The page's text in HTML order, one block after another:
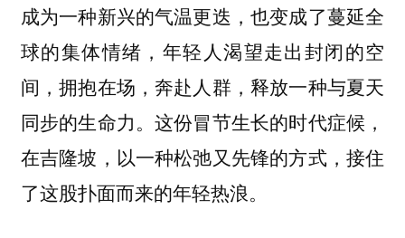
成为一种新兴的气温更迭，也变成了蔓延全
球的集体情绪，年轻人渴望走出封闭的空
间，拥抱在场，奔赴人群，释放一种与夏天
同步的生命力。这份冒节生长的时代症候，
在吉隆坡，以一种松弛又先锋的方式，接住
了这股扑面而来的年轻热浪。